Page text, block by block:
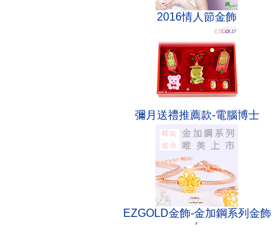
2016情人節金飾
彌月送禮推薦款-電腦博士
EZGOLD金飾-金加鋼系列金飾